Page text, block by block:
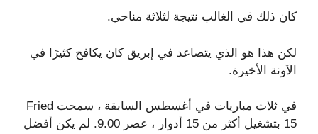
كان ذلك في الغالب نتيجة لثلاثة مناحي.
لكن هذا هو الذي يتصاعد في إبريق كان يكافح كثيرًا في
الآونة الأخيرة.
في ثلاث مباريات في أغسطس السابقة ، سمحت Fried
15 بتشغيل أكثر من 15 أدوار ، عصر 9.00. لم يكن أفضل